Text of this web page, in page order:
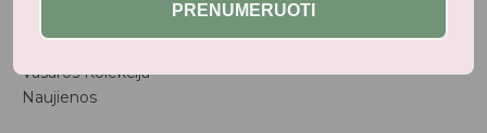
Vasaros Kolekcija
Naujienos
PRENUMERUOTI